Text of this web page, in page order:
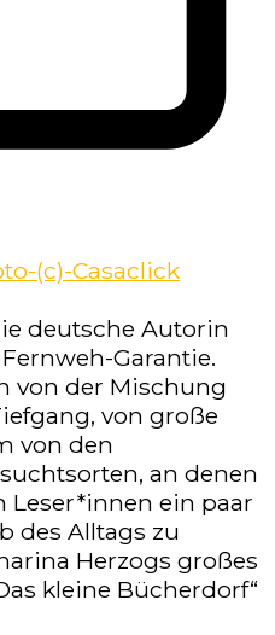
deutsche Autorin
Garantie.
von der Mischung
von große
von den
an denen
Leser*innen ein paar
des Alltags zu
Herzogs großes
kleine Bücherdorf“